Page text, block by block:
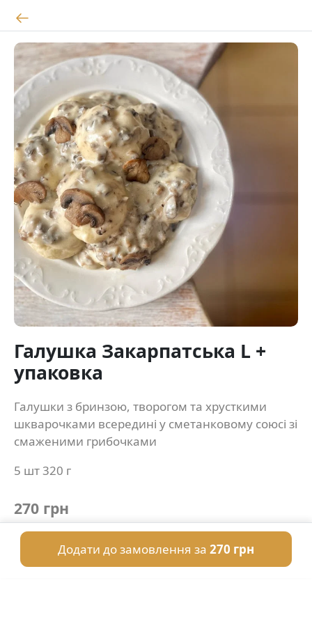
Галушка Закарпатська L +
упаковка
Галушки з бринзою, творогом та хрусткими
шкварочками всередині у сметанковому союсі зі
смаженими грибочками
5 шт 320 г
270 грн
Додати до замовлення за 270 грн